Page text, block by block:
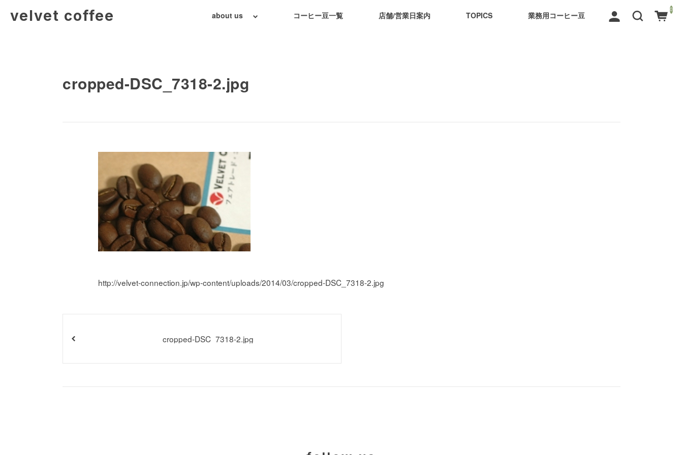
velvet coffee about us コーヒー豆一覧 店舗/営業日案内 TOPICS 業務用コーヒー豆
0
cropped-DSC_7318-2.jpg
http://velvet-connection.jp/wp-content/uploads/2014/03/cropped-DSC_7318-2.jpg
cropped-DSC_7318-2.jpg